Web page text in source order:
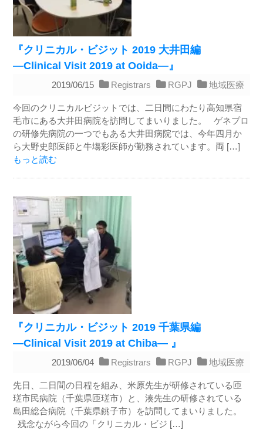
『クリニカル・ビジット 2019 大井田編
―Clinical Visit 2019 at Ooida―』
2019/06/15 Registrars RGPJ 地域医療
今回のクリニカルビジットでは、二日間にわたり高知県宿
毛市にある大井田病院を訪問してまいりました。 ゲネプロ
の研修先病院の一つでもある大井田病院では、今年四月か
ら大野史郎医師と牛塲彩医師が勤務されています。両 […]
もっと読む
『クリニカル・ビジット 2019 千葉県編
―Clinical Visit 2019 at Chiba― 』
2019/06/04 Registrars RGPJ 地域医療
先日、二日間の日程を組み、米原先生が研修されている匝
瑳市民病院（千葉県匝瑳市）と、湊先生の研修されている
島田総合病院（千葉県銚子市）を訪問してまいりました。
残念ながら今回の「クリニカル・ビジ […]